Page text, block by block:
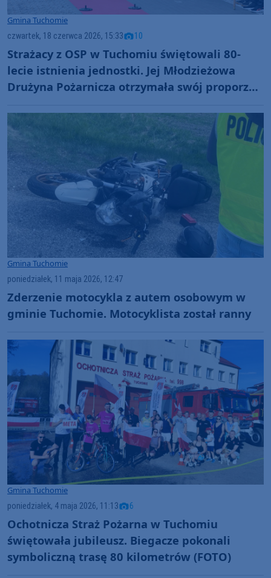
Gmina Tuchomie
czwartek, 18 czerwca 2026, 15:33 10
Strażacy z OSP w Tuchomiu świętowali 80-
lecie istnienia jednostki. Jej Młodzieżowa
Drużyna Pożarnicza otrzymała swój proporzec
Gmina Tuchomie
poniedziałek, 11 maja 2026, 12:47
Zderzenie motocykla z autem osobowym w
gminie Tuchomie. Motocyklista został ranny
Gmina Tuchomie
poniedziałek, 4 maja 2026, 11:13 6
Ochotnicza Straż Pożarna w Tuchomiu
świętowała jubileusz. Biegacze pokonali
symboliczną trasę 80 kilometrów (FOTO)